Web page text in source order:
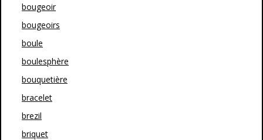
bougeoir
bougeoirs
boule
boulesphère
bouquetière
bracelet
brezil
briquet